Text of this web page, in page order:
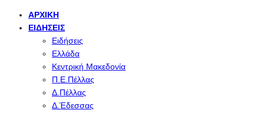
ΑΡΧΙΚΉ
ΕΙΔΉΣΕΙΣ
Ειδήσεις
Ελλάδα
Κεντρική Μακεδονία
Π.Ε.Πέλλας
Δ.Πέλλας
Δ.Έδεσσας